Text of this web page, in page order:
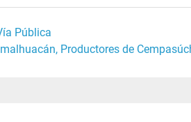
Pública
Productores de